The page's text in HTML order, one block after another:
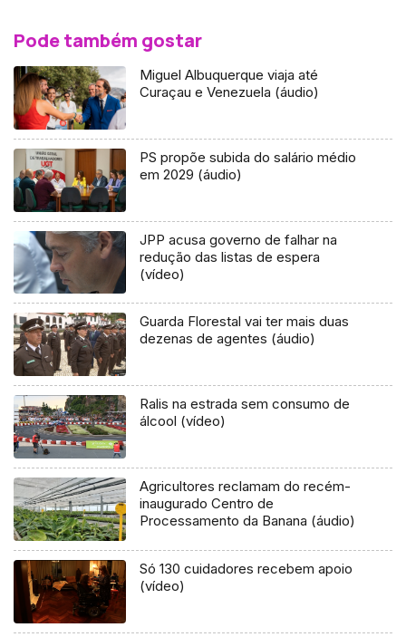
Pode também gostar
Miguel Albuquerque viaja até
Curaçau e Venezuela (áudio)
PS propõe subida do salário médio
em 2029 (áudio)
JPP acusa governo de falhar na
redução das listas de espera
(vídeo)
Guarda Florestal vai ter mais duas
dezenas de agentes (áudio)
Ralis na estrada sem consumo de
álcool (vídeo)
Agricultores reclamam do recém-
inaugurado Centro de
Processamento da Banana (áudio)
Só 130 cuidadores recebem apoio
(vídeo)